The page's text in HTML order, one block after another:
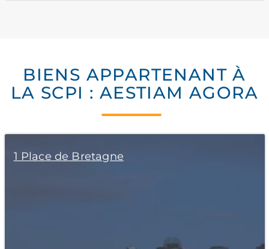
BIENS APPARTENANT À
LA SCPI : AESTIAM AGORA
1 Place de Bretagne